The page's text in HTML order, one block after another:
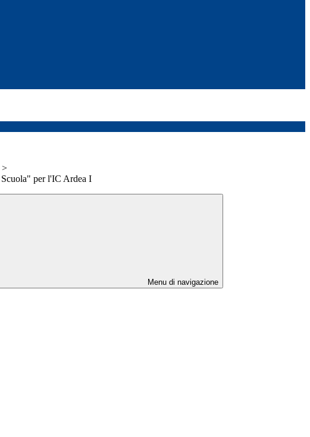
>
Scuola" per l'IC Ardea I
Menu di navigazione